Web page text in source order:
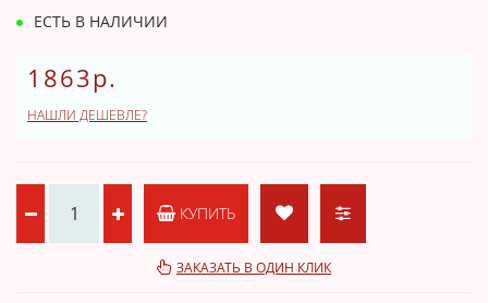
ЕСТЬ В НАЛИЧИИ
1863р.
НАШЛИ ДЕШЕВЛЕ?
КУПИТЬ
ЗАКАЗАТЬ В ОДИН КЛИК